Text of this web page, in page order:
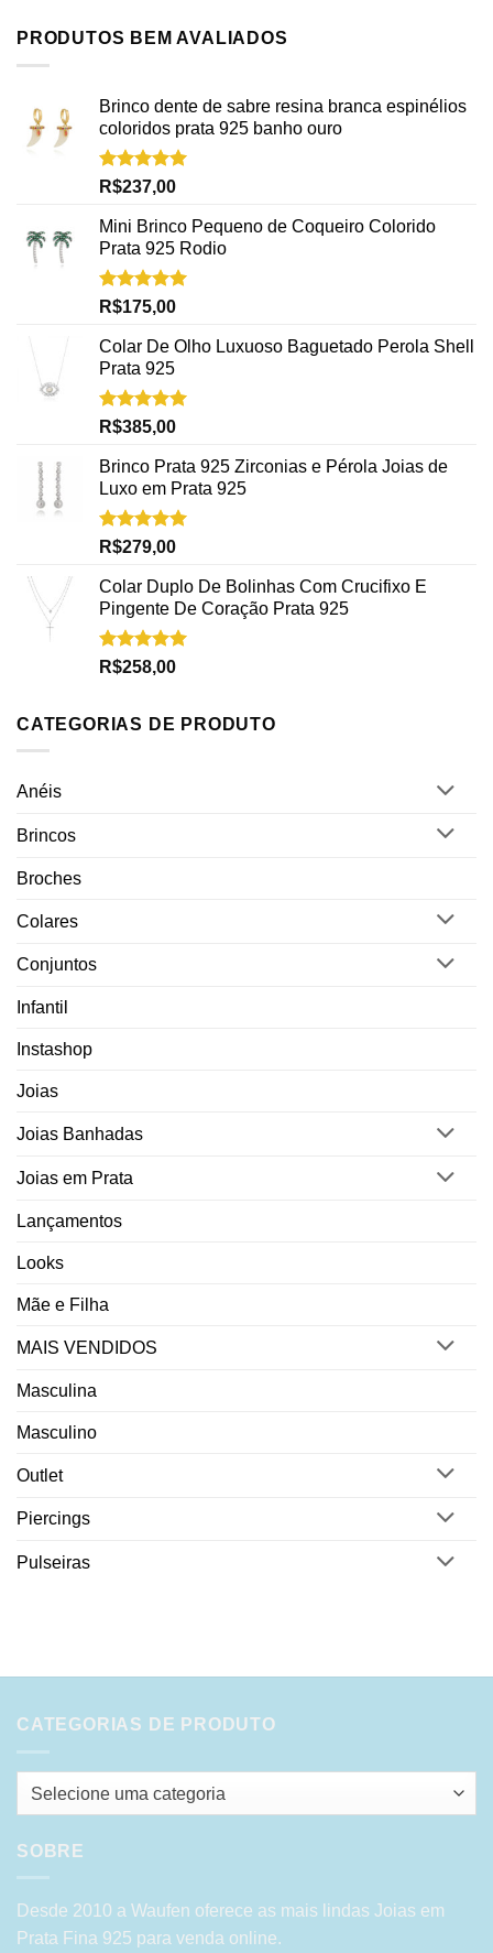
PRODUTOS BEM AVALIADOS
Brinco dente de sabre resina branca espinélios
coloridos prata 925 banho ouro
Avaliação
R$237,00
Mini Brinco Pequeno de Coqueiro Colorido
Prata 925 Rodio
Avaliação
R$175,00
Colar De Olho Luxuoso Baguetado Perola Shell
Prata 925
Avaliação
R$385,00
Brinco Prata 925 Zirconias e Pérola Joias de
Luxo em Prata 925
Avaliação
R$279,00
Colar Duplo De Bolinhas Com Crucifixo E
Pingente De Coração Prata 925
Avaliação
R$258,00
CATEGORIAS DE PRODUTO
Anéis
Brincos
Broches
Colares
Conjuntos
Infantil
Instashop
Joias
Joias Banhadas
Joias em Prata
Lançamentos
Looks
Mãe e Filha
MAIS VENDIDOS
Masculina
Masculino
Outlet
Piercings
Pulseiras
CATEGORIAS DE PRODUTO
Selecione uma categoria
SOBRE
Desde 2010 a Waufen oferece as mais lindas Joias em
Prata Fina 925 para venda online.